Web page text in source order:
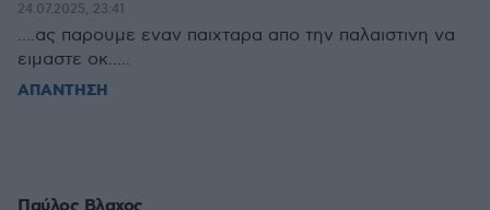
24.07.2025, 23:41
....ας παρουμε εναν παιχταρα απο την παλαιστινη να
ειμαστε οκ.....
ΑΠΑΝΤΗΣΗ